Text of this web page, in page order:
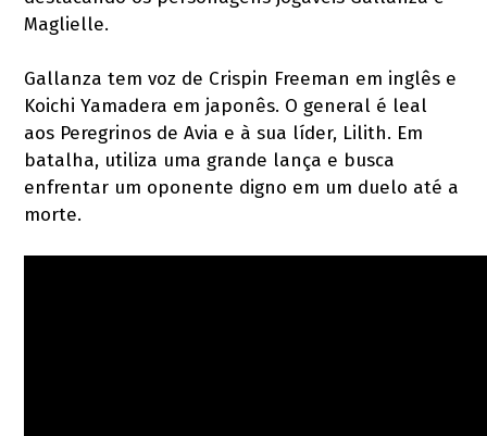
Maglielle.
Gallanza tem voz de Crispin Freeman em inglês e
Koichi Yamadera em japonês. O general é leal
aos Peregrinos de Avia e à sua líder, Lilith. Em
batalha, utiliza uma grande lança e busca
enfrentar um oponente digno em um duelo até a
morte.